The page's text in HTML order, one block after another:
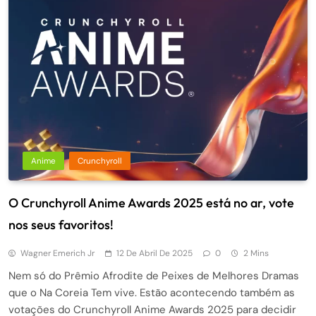
Anime Crunchyroll
O Crunchyroll Anime Awards 2025 está no ar, vote
nos seus favoritos!
Wagner Emerich Jr 12 De Abril De 2025 0 2 Mins
Nem só do Prêmio Afrodite de Peixes de Melhores Dramas
que o Na Coreia Tem vive. Estão acontecendo também as
votações do Crunchyroll Anime Awards 2025 para decidir